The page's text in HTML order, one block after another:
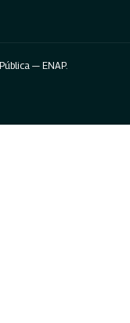
— ENAP.